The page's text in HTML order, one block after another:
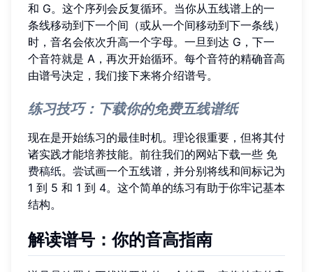
和 G。这个序列会反复循环。当你从五线谱上的一
条线移动到下一个间（或从一个间移动到下一条线）
时，音名会依次升高一个字母。一旦到达 G，下一
个音符就是 A，再次开始循环。每个音符的精确音高
由谱号决定，我们接下来将介绍谱号。
练习技巧：下载你的免费五线谱纸
现在是开始练习的最佳时机。理论很重要，但将其付
诸实践才能培养技能。前往我们的网站下载一些 免
费稿纸。尝试画一个五线谱，并分别将线和间标记为
1 到 5 和 1 到 4。这个简单的练习有助于你牢记基本
结构。
解读谱号：你的音高指南